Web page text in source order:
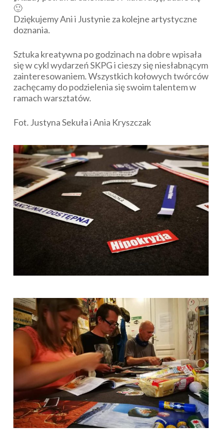
🙂
Dziękujemy Ani i Justynie za kolejne artystyczne
doznania.
Sztuka kreatywna po godzinach na dobre wpisała
się w cykl wydarzeń SKPG i cieszy się niesłabnącym
zainteresowaniem. Wszystkich kołowych twórców
zachęcamy do podzielenia się swoim talentem w
ramach warsztatów.
Fot. Justyna Sekuła i Ania Kryszczak